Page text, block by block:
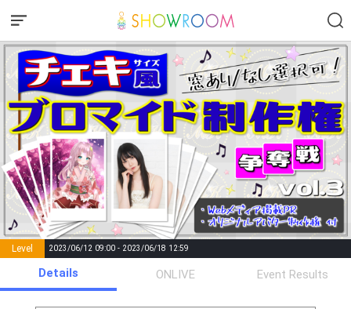
Level 2023/06/12 09:00 - 2023/06/18 12:59
Points List of Goal
number of
positions
Rema
Details ONLIVE Event Results